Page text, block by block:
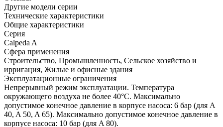
Другие модели серии
Технические характеристики
Общие характеристики
Серия
Calpeda A
Сфера применения
Строительство, Промышленность, Сельское хозяйство и
ирригация, Жилые и офисные здания
Эксплуатационные ограничения
Непрерывный режим эксплуатации. Температура
окружающего воздуха не более 40°C. Максимально
допустимое конечное давление в корпусе насоса: 6 бар (для A
40, A 50, A 65). Максимально допустимое конечное давление в
корпусе насоса: 10 бар (для A 80).